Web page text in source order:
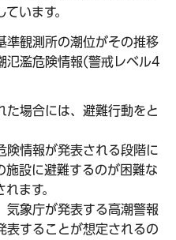
います。
観測所の潮位がその推移
氾濫危険情報(警戒レベル4
場合には、避難行動をと
情報が発表される段階に
施設に避難するのが困難な
ます。
象庁が発表する高潮警報
表することが想定されるの